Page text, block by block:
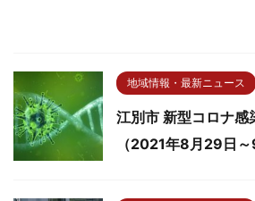
地域情報・最新ニュース
江別市 新型コロナ
（2021年8月29日